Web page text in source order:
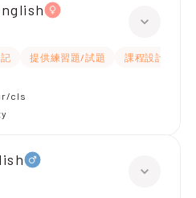
提供練習題/試題 課程設計
cls